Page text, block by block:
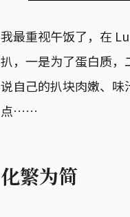
我最重视午饭了，在
扒，一是为了蛋白质
说自己的扒块肉嫩、味
点……
化繁为简